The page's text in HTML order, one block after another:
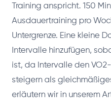
Training anspricht. 150
Ausdauertraining pro
Untergrenze. Eine kleine
Intervalle hinzufügen,
ist, da Intervalle den
steigern als
erläutern wir in unserem